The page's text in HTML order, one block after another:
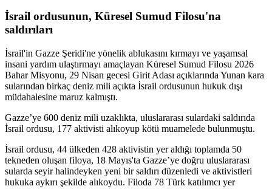
İsrail ordusunun, Küresel Sumud Filosu'na
saldırıları
İsrail'in Gazze Şeridi'ne yönelik ablukasını kırmayı ve yaşamsal
insani yardım ulaştırmayı amaçlayan Küresel Sumud Filosu 2026
Bahar Misyonu, 29 Nisan gecesi Girit Adası açıklarında Yunan kara
sularından birkaç deniz mili açıkta İsrail ordusunun hukuk dışı
müdahalesine maruz kalmıştı.
Gazze’ye 600 deniz mili uzaklıkta, uluslararası sulardaki saldırıda
İsrail ordusu, 177 aktivisti alıkoyup kötü muamelede bulunmuştu.
İsrail ordusu, 44 ülkeden 428 aktivistin yer aldığı toplamda 50
tekneden oluşan filoya, 18 Mayıs'ta Gazze’ye doğru uluslararası
sularda seyir halindeyken yeni bir saldırı düzenledi ve aktivistleri
hukuka aykırı şekilde alıkoydu. Filoda 78 Türk katılımcı yer